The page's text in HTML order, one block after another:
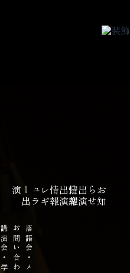
お
知
ら
せ
出
演
情
報
定
席
出
演
情
報
レ
ギ
ュ
ラ
ー
出
演
お問い合わせ